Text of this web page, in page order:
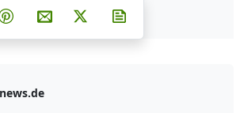
Teilen auf Facebook
Teilen auf Whatsapp
Teilen auf Telegram
Teilen auf Pinterest
Per E-Mail teilen
Post auf X